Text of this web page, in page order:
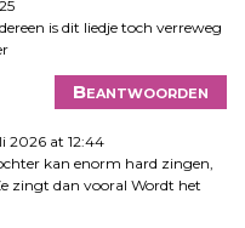
is dit liedje toch verreweg
Beantwoorden
2026 at 12:44
kan enorm hard zingen,
zingt dan vooral Wordt het